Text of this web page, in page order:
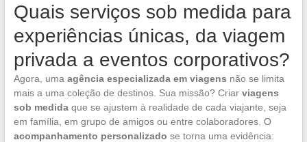
Quais serviços sob medida para
experiências únicas, da viagem
privada a eventos corporativos?
Agora, uma agência especializada em viagens não se limita
mais a uma coleção de destinos. Sua missão? Criar viagens
sob medidaque se ajustem à realidade de cada viajante, seja
em família, em grupo de amigos ou entre colaboradores. O
acompanhamento personalizado se torna uma evidência: